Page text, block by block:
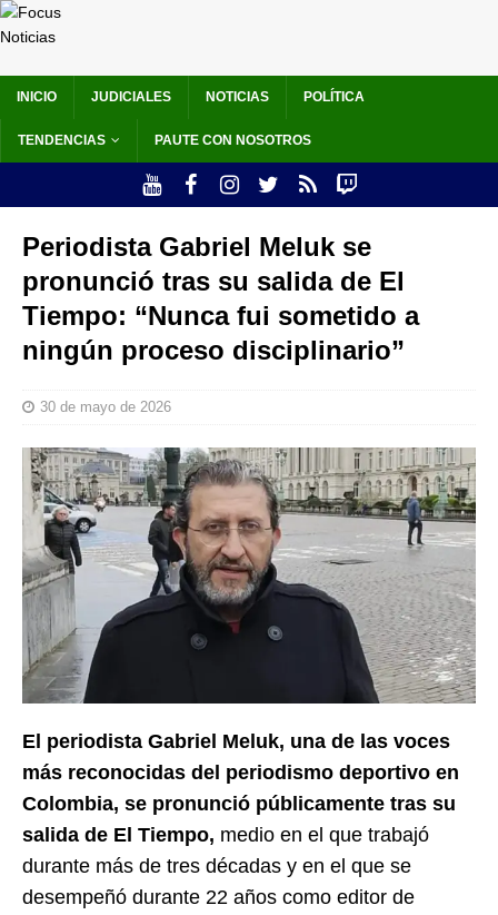
INICIO JUDICIALES NOTICIAS POLÍTICA
TENDENCIAS PAUTE CON NOSOTROS
Periodista Gabriel Meluk se
pronunció tras su salida de El
Tiempo: “Nunca fui sometido a
ningún proceso disciplinario”
30 de mayo de 2026
El periodista Gabriel Meluk, una de las voces
más reconocidas del periodismo deportivo en
Colombia, se pronunció públicamente tras su
salida de El Tiempo, medio en el que trabajó
durante más de tres décadas y en el que se
desempeñó durante 22 años como editor de